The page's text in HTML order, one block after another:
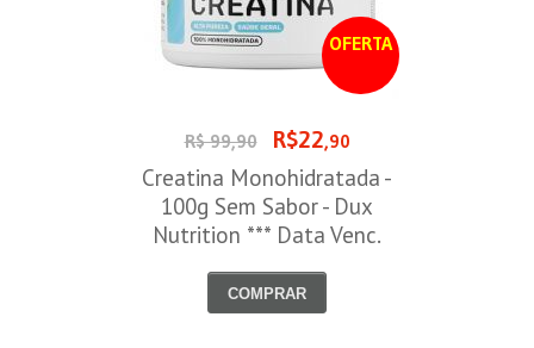
OFERTA
R$ 99,90 R$22,90
Creatina Monohidratada -
100g Sem Sabor - Dux
Nutrition *** Data Venc.
COMPRAR